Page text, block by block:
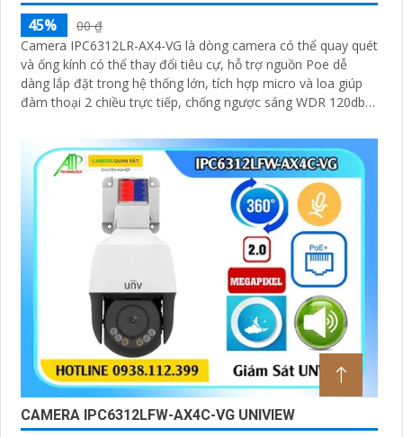
45%
00 ₫
Camera IPC6312LR-AX4-VG là dòng camera có thể quay quét
và ống kính có thể thay đổi tiêu cự, hỗ trợ nguồn Poe dễ
dàng lắp đặt trong hệ thống lớn, tích hợp micro và loa giúp
đàm thoại 2 chiều trực tiếp, chống ngược sáng WDR 120db,
CAMERA IPC6312LFW-AX4C-VG UNIVIEW